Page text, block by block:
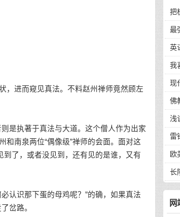
进而窥见真法。不料赵州禅师竟然顾左
是执著于真法与大道。这个僧人作为出家
南泉两位“偶像级”禅师的会面。面对这
到了，或者没见到，还有见的是谁，又有
识那下蛋的母鸡呢？”的确，如果真法
岔路。
把
最
介
英
我
现
到
佛
浅
雷
欧
长
网